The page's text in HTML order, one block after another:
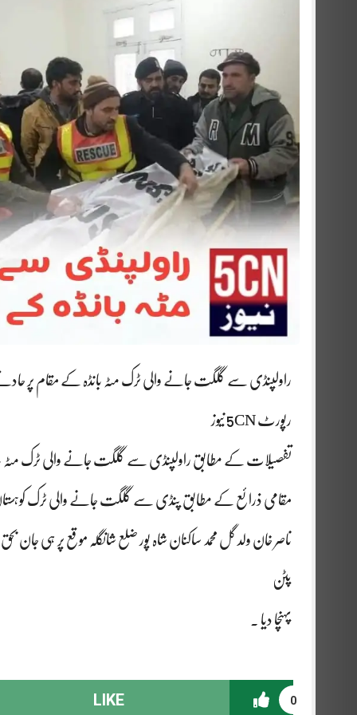
راولپنڈی سے گلگت جانے والی ٹرک مٹہ بانڈہ کے مقام پر
رپورٹ 5CN نیوز
تفصیلات کے مطابق راولپنڈی سے گلگت جانے والی ٹرک مٹہ
مقامی ذرائع کے مطابق پنڈی سے گلگت جانے والی ٹرک کوہستان
ناصر خان ولد گل محمد ساکنان شاہ پور ضلع شانگلہ موقع پر ہی جان
پٹن
پہنچا دیا ۔
0
LIKE